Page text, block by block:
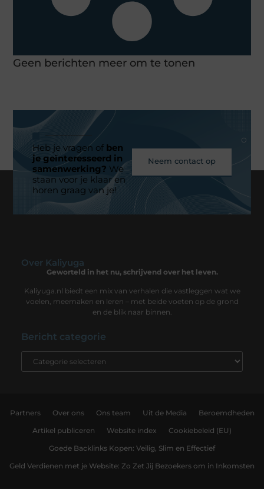
Geen berichten meer om te tonen
Heb je vragen ofben
je geïnteresseerd in
samenwerking? We
staan voor je klaar en
horen graag van je!
Neem contact op
Over Kaliyuga
Geworteld in het nu, schrijvend over het leven.
Kaliyuga.nl biedt een mix van verhalen die vastleggen wat we
voelen, meemaken en leren – met beide voeten op de grond
en de blik naar binnen.
Bericht categorie
Partners Over ons Ons team Uit de Media Beroemdheden
Artikel publiceren Website index Cookiebeleid (EU)
Goede Backlinks Kopen: Veilig, Slim en Effectief
Geld Verdienen met je Website: Zo Zet Jij Bezoekers om in Inkomsten